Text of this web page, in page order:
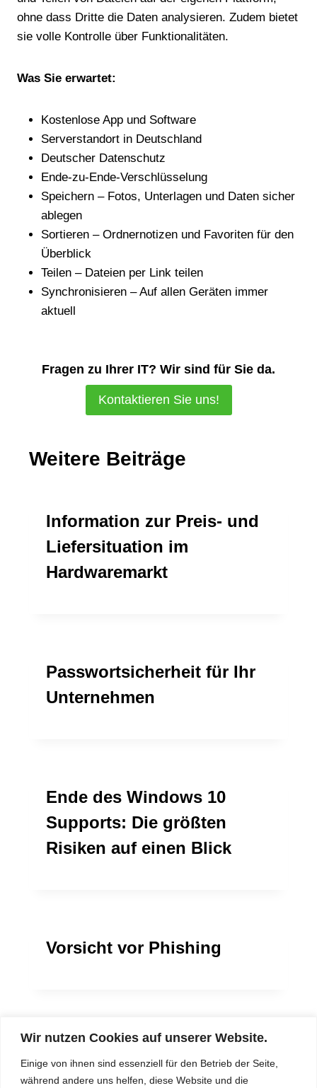
Wir nutzen Cookies auf unserer Website.
Einige von ihnen sind essenziell für den Betrieb der Seite,
während andere uns helfen, diese Website und die
ohne dass Dritte die Daten analysieren. Zudem bietet
sie volle Kontrolle über Funktionalitäten.
Was Sie erwartet:
Kostenlose App und Software
Serverstandort in Deutschland
Deutscher Datenschutz
Ende-zu-Ende-Verschlüsselung
Speichern – Fotos, Unterlagen und Daten sicher
ablegen
Sortieren – Ordnernotizen und Favoriten für den
Überblick
Teilen – Dateien per Link teilen
Synchronisieren – Auf allen Geräten immer
aktuell
Fragen zu Ihrer IT? Wir sind für Sie da.
Kontaktieren Sie uns!
Weitere Beiträge
Information zur Preis- und
Liefersituation im
Hardwaremarkt
Passwortsicherheit für Ihr
Unternehmen
Ende des Windows 10
Supports: Die größten
Risiken auf einen Blick
Vorsicht vor Phishing
KI – Risiken richtig
begegnen